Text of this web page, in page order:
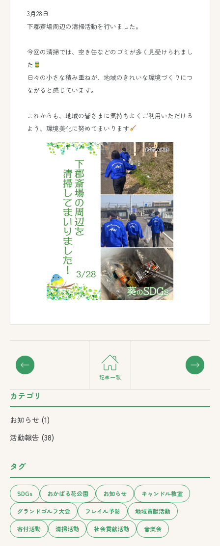
カテゴリ
お知らせ (1)
活動報告 (38)
タグ
SDGs おかばる花公園 お知らせ キャンドル教室
グランドゴルフ大会 フレイル予防 地域貢献活動
寄付活動 清掃活動 社会貢献活動 音楽会
3月28日
下郡斎場周辺の清掃活動を行いました。
今回の清掃では、空き缶などのゴミが多く見受けられまし
た
日々の小さな積み重ねが、地域のきれいな環境づくりにつ
ながると感じています。
これからも、地域の皆さまに気持ちよくご利用いただける
よう、環境美化に努めてまいります
記事一覧